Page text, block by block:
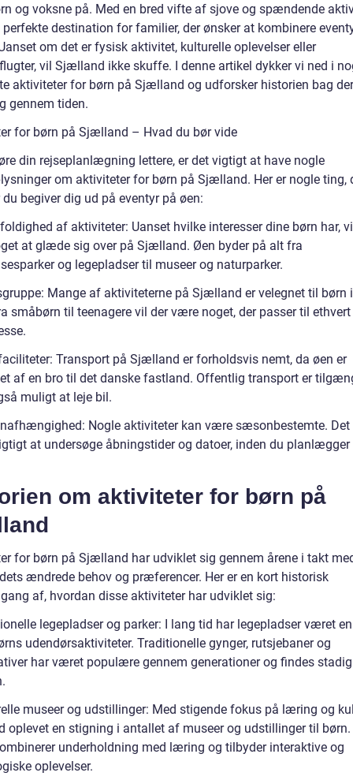
og voksne på. Med en bred vifte af sjove og spændende
perfekte destination for familier, der ønsker at kombinere
om det er fysisk aktivitet, kulturelle oplevelser eller
vil Sjælland ikke skuffe. I denne artikel dykker vi ned i
aktiviteter for børn på Sjælland og udforsker historien bag
gennem tiden.
for børn på Sjælland – Hvad du bør vide
din rejseplanlægning lettere, er det vigtigt at have nogle
om aktiviteter for børn på Sjælland. Her er nogle ting,
begiver dig ud på eventyr på øen:
af aktiviteter: Uanset hvilke interesser dine børn har,
at glæde sig over på Sjælland. Øen byder på alt fra
og legepladser til museer og naturparker.
Mange af aktiviteterne på Sjælland er velegnet til børn
småbørn til teenagere vil der være noget, der passer til
Transport på Sjælland er forholdsvis nemt, da øen er
af en bro til det danske fastland. Offentlig transport er
muligt at leje bil.
Nogle aktiviteter kan være sæsonbestemte. Det
at undersøge åbningstider og datoer, inden du planlægger
om aktiviteter for børn på
for børn på Sjælland har udviklet sig gennem årene i takt
ændrede behov og præferencer. Her er en kort historisk
af, hvordan disse aktiviteter har udviklet sig:
legepladser og parker: I lang tid har legepladser været
udendørsaktiviteter. Traditionelle gynger, rutsjebaner og
har været populære gennem generationer og findes
museer og udstillinger: Med stigende fokus på læring og
oplevet en stigning i antallet af museer og udstillinger til børn.
underholdning med læring og tilbyder interaktive og
oplevelser.